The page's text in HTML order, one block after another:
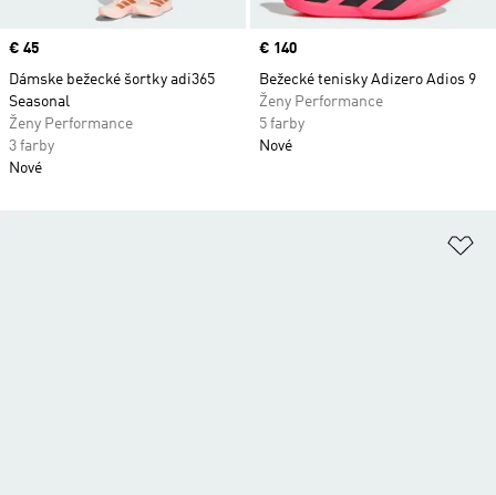
Price
€ 45
Dámske bežecké šortky adi365
Seasonal
Ženy Performance
3 farby
Nové
Price
€ 140
Bežecké tenisky Adizero Adios 9
Ženy Performance
5 farby
Nové